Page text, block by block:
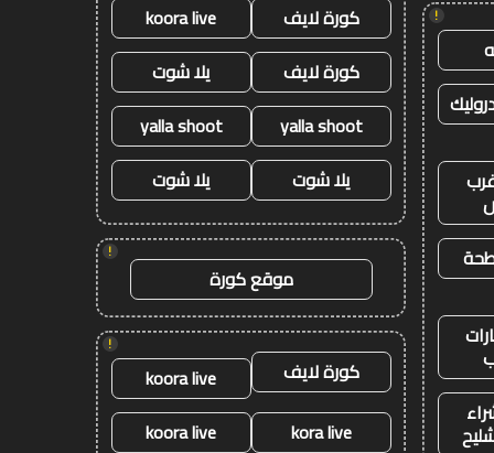
!
كورة لايف
koora live
كورة لايف
يلا شوت
yalla shoot
yalla shoot
يلا شوت
يلا شوت
!
موقع كورة
!
كورة لايف
koora live
kora live
koora live